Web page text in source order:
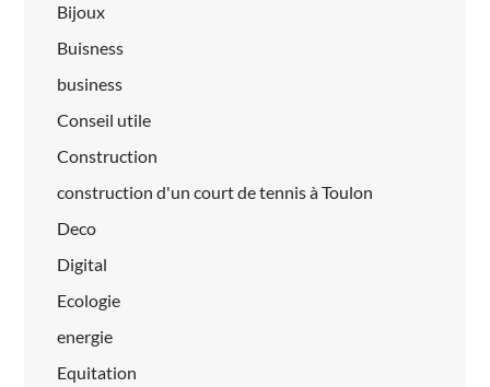
Bijoux
Buisness
business
Conseil utile
Construction
construction d'un court de tennis à Toulon
Deco
Digital
Ecologie
energie
Equitation